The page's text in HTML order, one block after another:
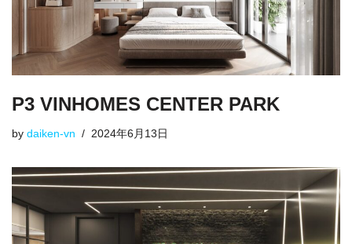
P3 VINHOMES CENTER PARK
by daiken-vn 2024年6月13日